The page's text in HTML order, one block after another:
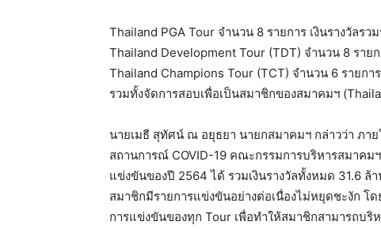
Thailand PGA Tour จำนวน 8 รายการ เงินรางวัลร
Thailand Development Tour (TDT) จำนวน 8 ราย
Thailand Champions Tour (TCT) จำนวน 6 รายกา
รวมทั้งจัดการสอบเพื่อเป็นสมาชิกของสมาคมฯ
นายเมธี สุทัศน์ ณ อยุธยา นายกสมาคมฯ กล่าวว่า ภา
สถานการณ์ COVID-19 คณะกรรมการบริหารสมาคม
แข่งขันของปี 2564 ได้ รวมเงินรางวัลทั้งหมด 31.6
สมาชิกมีรายการแข่งขันอย่างต่อเนื่องไม่หยุดชะงัก
การแข่งขันของทุก Tour เพื่อทำให้สมาชิกสามารถบริ